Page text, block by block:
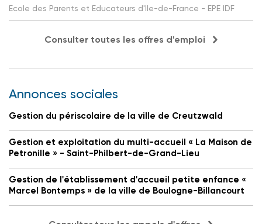
Ecole des Parents et Educateurs d'Ile-de-France - EPE IDF
Consulter toutes les offres d'emploi
Annonces sociales
Gestion du périscolaire de la ville de Creutzwald
Gestion et exploitation du multi-accueil « La Maison de
Petronille » - Saint-Philbert-de-Grand-Lieu
Gestion de l'établissement d'accueil petite enfance «
Marcel Bontemps » de la ville de Boulogne-Billancourt